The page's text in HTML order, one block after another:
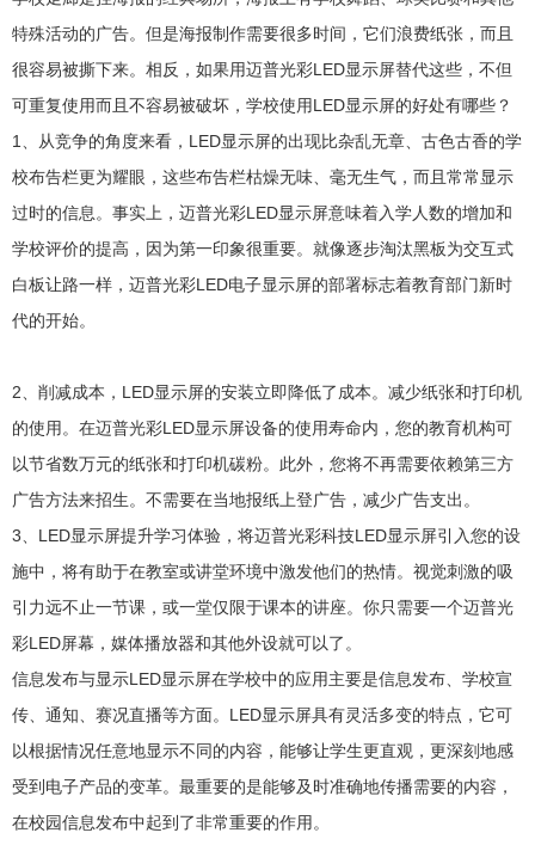
特殊活动的广告。但是海报制作需要很多时间，它们浪费纸张，而且
很容易被撕下来。相反，如果用迈普光彩LED显示屏替代这些，不但
可重复使用而且不容易被破坏，学校使用LED显示屏的好处有哪些？
1、从竞争的角度来看，LED显示屏的出现比杂乱无章、古色古香的学
校布告栏更为耀眼，这些布告栏枯燥无味、毫无生气，而且常常显示
过时的信息。事实上，迈普光彩LED显示屏意味着入学人数的增加和
学校评价的提高，因为第一印象很重要。就像逐步淘汰黑板为交互式
白板让路一样，迈普光彩LED电子显示屏的部署标志着教育部门新时
代的开始。
2、削减成本，LED显示屏的安装立即降低了成本。减少纸张和打印机
的使用。在迈普光彩LED显示屏设备的使用寿命内，您的教育机构可
以节省数万元的纸张和打印机碳粉。此外，您将不再需要依赖第三方
广告方法来招生。不需要在当地报纸上登广告，减少广告支出。
3、LED显示屏提升学习体验，将迈普光彩科技LED显示屏引入您的设
施中，将有助于在教室或讲堂环境中激发他们的热情。视觉刺激的吸
引力远不止一节课，或一堂仅限于课本的讲座。你只需要一个迈普光
彩LED屏幕，媒体播放器和其他外设就可以了。
信息发布与显示LED显示屏在学校中的应用主要是信息发布、学校宣
传、通知、赛况直播等方面。LED显示屏具有灵活多变的特点，它可
以根据情况任意地显示不同的内容，能够让学生更直观，更深刻地感
受到电子产品的变革。最重要的是能够及时准确地传播需要的内容，
在校园信息发布中起到了非常重要的作用。